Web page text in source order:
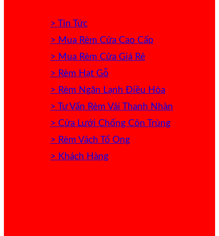
> Tin Tức
> Mua Rèm Cửa Cao Cấp
> Mua Rèm Cửa Giá Rẻ
> Rèm Hạt Gỗ
> Rèm Ngăn Lạnh Điều Hòa
> Tư Vấn Rèm Vải Thanh Nhàn
> Cửa Lưới Chống Côn Trùng
> Rèm Vách Tổ Ong
> Khách Hàng